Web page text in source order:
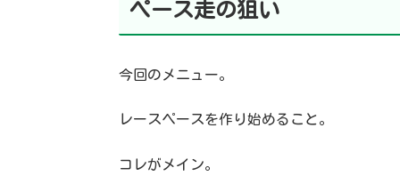
ペース走の狙い
今回のメニュー。
レースペースを作り始めること。
コレがメイン。